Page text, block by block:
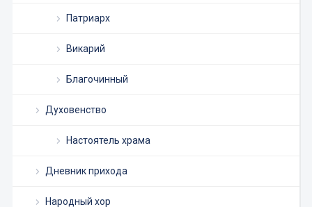
Патриарх
Викарий
Благочинный
Духовенство
Настоятель храма
Дневник прихода
Народный хор